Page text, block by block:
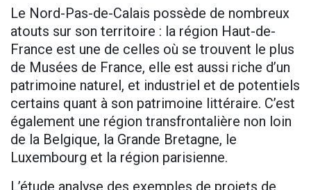
Le Nord-Pas-de-Calais possède de nombreux
atouts sur son territoire : la région Haut-de-
France est une de celles où se trouvent le plus
de Musées de France, elle est aussi riche d’un
patrimoine naturel, et industriel et de potentiels
certains quant à son patrimoine littéraire. C’est
également une région transfrontalière non loin
de la Belgique, la Grande Bretagne, le
Luxembourg et la région parisienne.